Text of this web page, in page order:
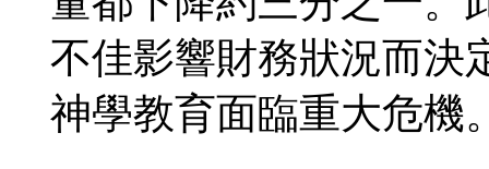
不佳影響財務狀況而決
神學教育面臨重大危機